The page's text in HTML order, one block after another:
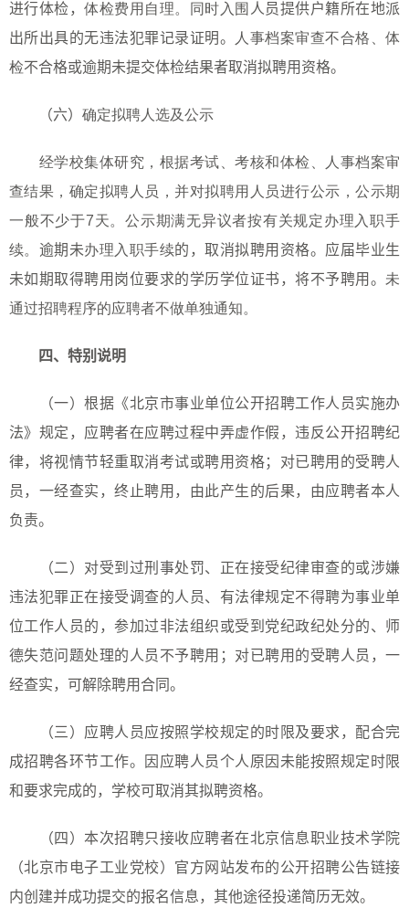
进行体检，体检费用自理。同时入围 人员提供户籍所在地派
出所出具的无违法犯罪记录证明。
人事档案审查不合格、体
检不合格或逾期未提交体检结果者取消拟聘用资格。
（六） 确定拟聘人选及公示
经学校集体研究，根据考试、考核和体检、人事档案审
查结果，确定拟聘人员，并对拟聘用人员进行公示，公示期
一般不少于7天。公示期满无异议者按有关规定办理入职手
续。 逾期未办理入职手续的，取消拟聘用资格。应届毕业生
未如期取得聘用岗位要求的学历学位证书，将不予聘用。 未
通过招聘程序的应聘者不做单独通知。
四、特别说明
（一）根据《北京市事业单位公开招聘工作人员实施办
法》规定，应聘者在应聘过程中弄虚作假，违反公开招聘纪
律，将视情节轻重取消考试或聘用资格；对已聘用的受聘人
员，一经查实，终止聘用，由此产生的后果，由应聘者本人
负责。
（二）对受到过刑事处罚、正在接受纪律审查的或涉嫌
违法犯罪正在接受调查的人员、有法律规定不得聘为事业单
位工作人员的，参加过非法组织或受到党纪政纪处分的、师
德失范问题处理的人员不予聘用；对已聘用的受聘人员，一
经查实，可解除聘用合同。
（三）应聘人员应按照学校规定的时限及要求，配合完
成招聘各环节工作。因应聘人员个人原因未能按照规定时限
和要求完成的，学校可取消其拟聘资格。
（四）本次招聘只接收应聘者在北京信息职业技术学院
（北京市电子工业党校）官方网站发布的公开招聘公告链接
内创建并成功提交的报名信息，其他途径投递简历无效。